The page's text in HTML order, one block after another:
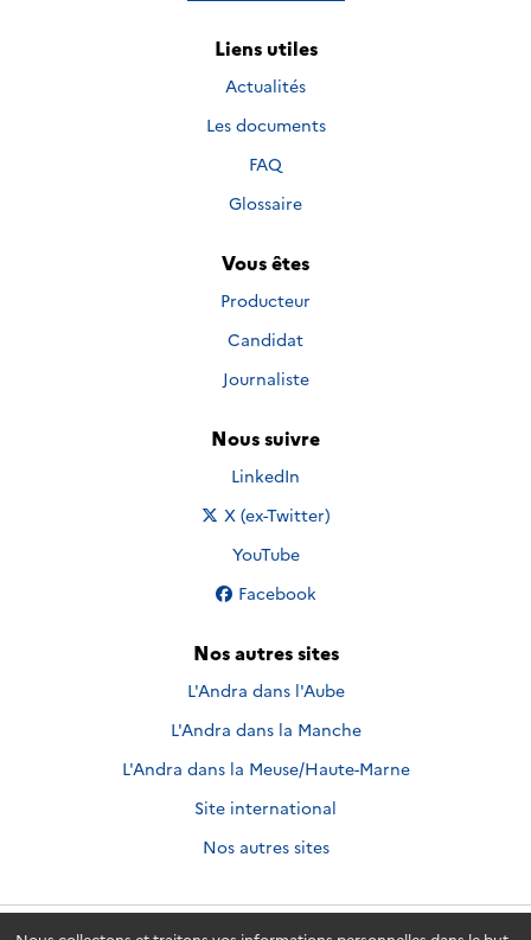
Liens utiles
Actualités
Les documents
FAQ
Glossaire
Vous êtes
Producteur
Candidat
Journaliste
Nous suivre
Nous suivre sur
LinkedIn
Nous suivre sur
X (ex-Twitter)
Nous suivre sur
YouTube
Nous suivre sur
Facebook
Nos autres sites
L'Andra dans l'Aube
L'Andra dans la Manche
L'Andra dans la Meuse/Haute-Marne
Site international
Nos autres sites